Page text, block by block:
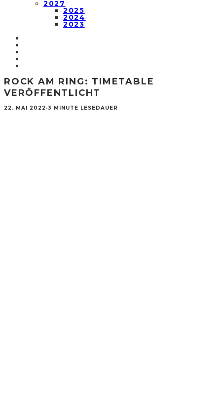
2027
2025
2024
2023
ROCK AM RING: TIMETABLE
VERÖFFENTLICHT
22. MAI 2022 ·3 MINUTE LESEDAUER